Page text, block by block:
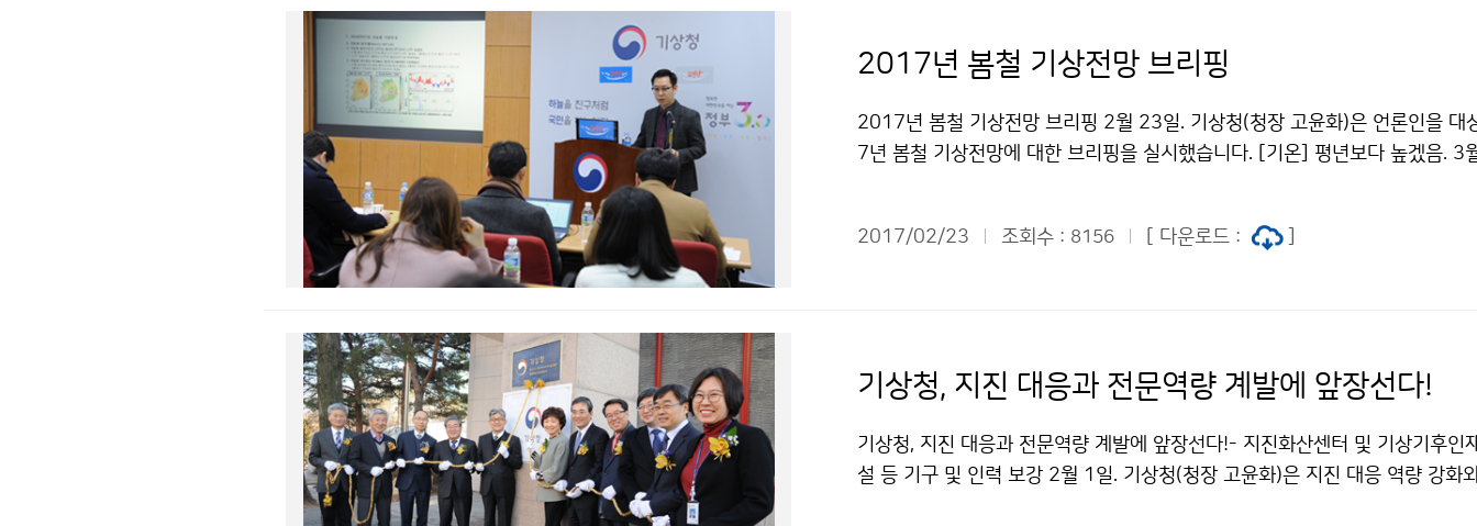
2017년 봄철 기상전망 브리핑
2017년 봄철 기상전망 브리핑 2월 23일. 기상청(청장 고윤화)은 언론인을 대
7년 봄철 기상전망에 대한 브리핑을 실시했습니다. [기온] 평년보다 높겠음. 3
2017/02/23
조회수 : 8156 [ 다운로드 :
기상청, 지진 대응과 전문역량 계발에 앞장선다!
기상청, 지진 대응과 전문역량 계발에 앞장선다!- 지진화산센터 및 기상기후인
설 등 기구 및 인력 보강 2월 1일. 기상청(청장 고윤화)은 지진 대응 역량 강화